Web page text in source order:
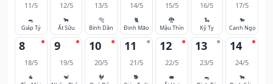
11/5
🐀
Giáp Tý
12/5
🐂
Ất Sửu
13/5
🐅
Bính Dần
14/5
🐈
Đinh Mão
15/5
🐉
Mậu Thìn
16/5
🐍
Kỷ Tỵ
17/5
🐎
Canh Ngọ
8
18/5
🐐
9
19/5
🐒
10
20/5
🐓
11
21/5
🐕
12
22/5
🐖
13
23/5
🐀
14
24/5
🐂